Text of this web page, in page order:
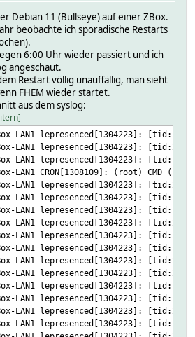
Debian 11 (Bullseye) auf einer ZBox.
beobachte ich sporadische Restarts
6:00 Uhr wieder passiert und ich
angeschaut.
Restart völlig unauffällig, man sieht
FHEM wieder startet.
aus dem syslog:
LAN1 lepresenced[1304223]: [tid:2]
LAN1 lepresenced[1304223]: [tid:2]
LAN1 lepresenced[1304223]:
LAN1 CRON[1308109]: (root) CMD
LAN1 lepresenced[1304223]: [tid:2]
LAN1 lepresenced[1304223]: [tid:2]
LAN1 lepresenced[1304223]:
LAN1 lepresenced[1304223]: [tid:2]
LAN1 lepresenced[1304223]: [tid:2]
LAN1 lepresenced[1304223]:
LAN1 lepresenced[1304223]: [tid:2]
LAN1 lepresenced[1304223]: [tid:2]
LAN1 lepresenced[1304223]:
LAN1 lepresenced[1304223]: [tid:2]
LAN1 lepresenced[1304223]: [tid:2]
LAN1 lepresenced[1304223]: